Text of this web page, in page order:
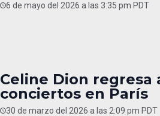
6 de mayo del 2026 a las 3:35 pm PDT
Celine Dion regresa
conciertos en París
30 de marzo del 2026 a las 2:09 pm PDT